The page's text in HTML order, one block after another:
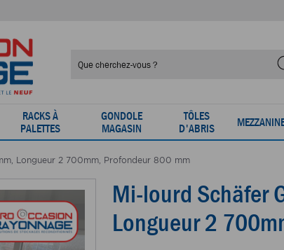
RACKS À
PALETTES
GONDOLE
MAGASIN
TÔLES
D'ABRIS
Longueur 2 700mm, Profondeur 800 mm
Mi-lourd Schäfer
Longueur 2